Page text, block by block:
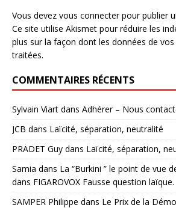
Vous devez vous connecterpour publier
Ce site utilise Akismet pour réduire les
plus sur la façon dont les données de
traitées.
COMMENTAIRES RÉCENTS
Sylvain Viart dans Adhérer – Nous
JCB dans Laïcité, séparation, neutralité
PRADET Guy dans Laïcité, séparation,
Samia dans La “Burkini ” le point de vue
dans FIGAROVOX Fausse question laïque.
SAMPER Philippe dans Le Prix de la